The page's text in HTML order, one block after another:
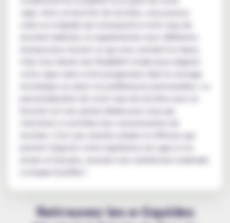
vape. Avec un booster de nicotine, vous pouvez
créer un e-liquide qui correspond à votre taux de
nicotine habituel, ou expérimenter avec différents
Cela vous donne une flexibilité totale pour adapter
votre vape selon votre progression dans le sevrage
nicotine. C'est une solution simple et efficace qui
permet d'ajuster votre expérience de vape à vos
envies et besoins, assurant une satisfaction maximale
à chaque bouffée !
Retrouvez les e-liquides